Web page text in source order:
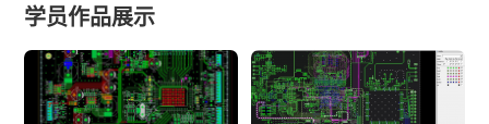
学员作品展示